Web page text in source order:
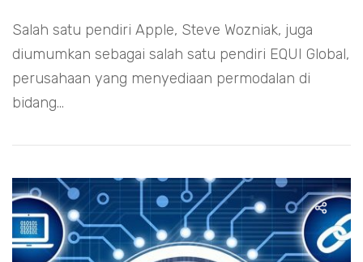
Salah satu pendiri Apple, Steve Wozniak, juga
diumumkan sebagai salah satu pendiri EQUI Global,
perusahaan yang menyediaan permodalan di
bidang...